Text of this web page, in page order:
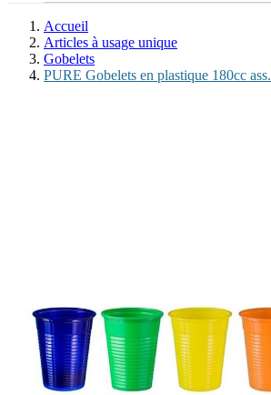
Accueil
Articles à usage unique
Gobelets
PURE Gobelets en plastique 180cc ass.